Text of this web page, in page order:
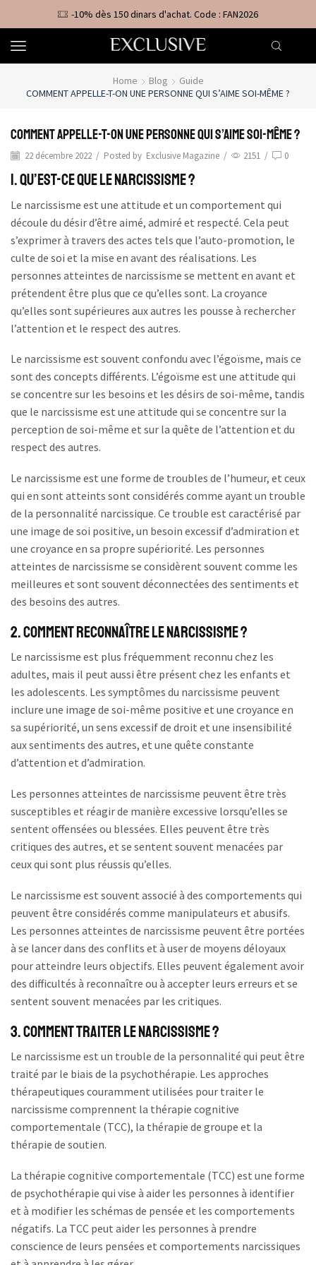
-10% dès 150 dinars d'achat. Code : FAN2026
Home Blog
Guide
COMMENT APPELLE-T-ON UNE PERSONNE QUI S’AIME SOI-MÊME ?
Comment appelle-t-on une personne qui s’aime soi-même ?
22 décembre 2022 / Posted by Exclusive Magazine / 2151 / 0
1. Qu’est-ce que le Narcissisme ?
Le narcissisme est une attitude et un comportement qui
découle du désir d’être aimé, admiré et respecté. Cela peut
s’exprimer à travers des actes tels que l’auto-promotion, le
culte de soi et la mise en avant des réalisations. Les
personnes atteintes de narcissisme se mettent en avant et
prétendent être plus que ce qu’elles sont. La croyance
qu’elles sont supérieures aux autres les pousse à rechercher
l’attention et le respect des autres.
Le narcissisme est souvent confondu avec l’égoïsme, mais ce
sont des concepts différents. L’égoïsme est une attitude qui
se concentre sur les besoins et les désirs de soi-même, tandis
que le narcissisme est une attitude qui se concentre sur la
perception de soi-même et sur la quête de l’attention et du
respect des autres.
Le narcissisme est une forme de troubles de l’humeur, et ceux
qui en sont atteints sont considérés comme ayant un trouble
de la personnalité narcissique. Ce trouble est caractérisé par
une image de soi positive, un besoin excessif d’admiration et
une croyance en sa propre supériorité. Les personnes
atteintes de narcissisme se considèrent souvent comme les
meilleures et sont souvent déconnectées des sentiments et
des besoins des autres.
2. Comment Reconnaître le Narcissisme ?
Le narcissisme est plus fréquemment reconnu chez les
adultes, mais il peut aussi être présent chez les enfants et
les adolescents. Les symptômes du narcissisme peuvent
inclure une image de soi-même positive et une croyance en
sa supériorité, un sens excessif de droit et une insensibilité
aux sentiments des autres, et une quête constante
d’attention et d’admiration.
Les personnes atteintes de narcissisme peuvent être très
susceptibles et réagir de manière excessive lorsqu’elles se
sentent offensées ou blessées. Elles peuvent être très
critiques des autres, et se sentent souvent menacées par
ceux qui sont plus réussis qu’elles.
Le narcissisme est souvent associé à des comportements qui
peuvent être considérés comme manipulateurs et abusifs.
Les personnes atteintes de narcissisme peuvent être portées
à se lancer dans des conflits et à user de moyens déloyaux
pour atteindre leurs objectifs. Elles peuvent également avoir
des difficultés à reconnaître ou à accepter leurs erreurs et se
sentent souvent menacées par les critiques.
3. Comment Traiter le Narcissisme ?
Le narcissisme est un trouble de la personnalité qui peut être
traité par le biais de la psychothérapie. Les approches
thérapeutiques couramment utilisées pour traiter le
narcissisme comprennent la thérapie cognitive
comportementale (TCC), la thérapie de groupe et la
thérapie de soutien.
La thérapie cognitive comportementale (TCC) est une forme
de psychothérapie qui vise à aider les personnes à identifier
et à modifier les schémas de pensée et les comportements
négatifs. La TCC peut aider les personnes à prendre
conscience de leurs pensées et comportements narcissiques